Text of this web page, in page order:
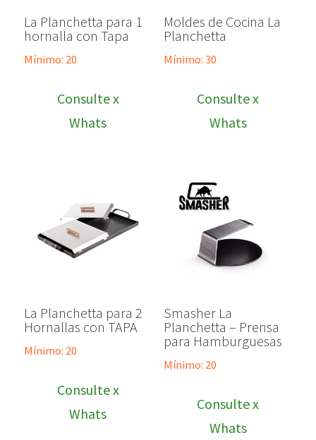
La Planchetta para 1
hornalla con Tapa
Mínimo: 20
Consulte x
Whats
Moldes de Cocina La
Planchetta
Mínimo: 30
Consulte x
Whats
La Planchetta para 2
Hornallas con TAPA
Mínimo: 20
Consulte x
Whats
Smasher La
Planchetta – Prensa
para Hamburguesas
Mínimo: 20
Consulte x
Whats